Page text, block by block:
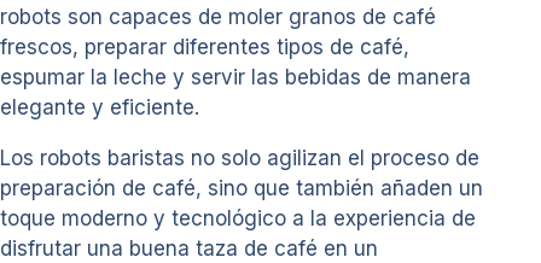
robots son capaces de moler granos de café
frescos, preparar diferentes tipos de café,
espumar la leche y servir las bebidas de manera
elegante y eficiente.
Los robots baristas no solo agilizan el proceso de
preparación de café, sino que también añaden un
toque moderno y tecnológico a la experiencia de
disfrutar una buena taza de café en un